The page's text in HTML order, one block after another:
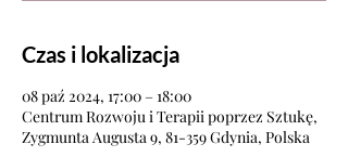
Czas i lokalizacja
08 paź 2024, 17:00 – 18:00
Centrum Rozwoju i Terapii poprzez Sztukę,
Zygmunta Augusta 9, 81-359 Gdynia, Polska